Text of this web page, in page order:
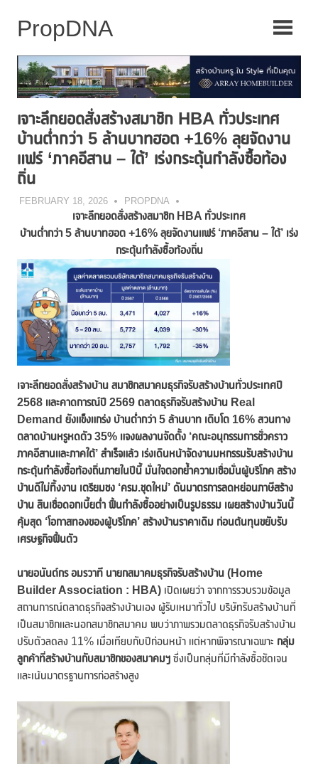
เจาะลึกยอดสั่งสร้างสมาชิก HBA ทั่วประเทศ
บ้านต่ำกว่า 5 ล้านบาทฮอต +16% ลุยจัดงาน
แฟร์ ‘ภาคอีสาน – ใต้’ เร่งกระตุ้นกำลังซื้อท้อง
ถิ่น
FEBRUARY 18, 2026 PROPDNA
เจาะลึกยอดสั่งสร้างสมาชิก HBA ทั่วประเทศ
บ้านต่ำกว่า 5 ล้านบาทฮอต +16% ลุยจัดงานแฟร์ ‘ภาคอีสาน – ใต้’ เร่ง
กระตุ้นกำลังซื้อท้องถิ่น
เจาะลึกยอดสั่งสร้างบ้าน สมาชิกสมาคมธุรกิจรับสร้างบ้านทั่วประเทศปี
2568 และคาดการณ์ปี 2569 ตลาดธุรกิจรับสร้างบ้าน Real
Demand ยังแข็งแกร่ง บ้านต่ำกว่า 5 ล้านบาท เติบโต 16% สวนทาง
ตลาดบ้านหรูหดตัว 35% แจงผลงานจัดตั้ง ‘คณะอนุกรรมการชั่วคราว
ภาคอีสานและภาคใต้’ สำเร็จแล้ว เร่งเดินหน้าจัดงานมหกรรมรับสร้างบ้าน
กระตุ้นกำลังซื้อท้องถิ่นภายในปีนี้ มั่นใจตอกย้ำความเชื่อมั่นผู้บริโภค สร้าง
บ้านดีไม่ทิ้งงาน เตรียมชง ‘ครม.ชุดใหม่’ ดันมาตรการลดหย่อนภาษีสร้าง
บ้าน สินเชื่อดอกเบี้ยต่ำ ฟื้นกำลังซื้ออย่างเป็นรูปธรรม เผยสร้างบ้านวันนี้
คุ้มสุด ‘โอกาสทองของผู้บริโภค’ สร้างบ้านราคาเดิม ก่อนต้นทุนขยับรับ
เศรษฐกิจฟื้นตัว
นายอนันต์กร อมรวาที นายกสมาคมธุรกิจรับสร้างบ้าน (Home
Builder Association : HBA) เปิดเผยว่า จากการรวบรวมข้อมูล
สถานการณ์ตลาดธุรกิจสร้างบ้านเอง ผู้รับเหมาทั่วไป บริษัทรับสร้างบ้านที่
เป็นสมาชิกและนอกสมาชิกสมาคม พบว่าภาพรวมตลาดธุรกิจรับสร้างบ้าน
ปรับตัวลดลง 11% เมื่อเทียบกับปีก่อนหน้า แต่หากพิจารณาเฉพาะ กลุ่ม
ลูกค้าที่สร้างบ้านกับสมาชิกของสมาคมฯ ซึ่งเป็นกลุ่มที่มีกำลังซื้อชัดเจน
และเน้นมาตรฐานการก่อสร้างสูง